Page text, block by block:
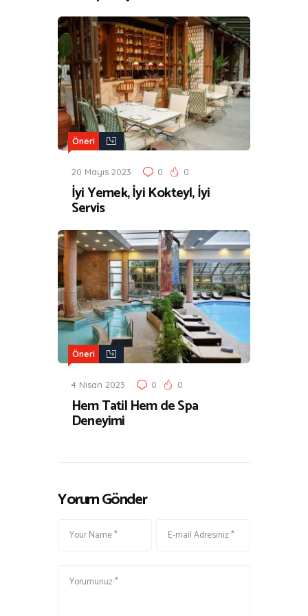
Öneri
20 Mayıs 2023 0 0
İyi Yemek, İyi Kokteyl, İyi
Servis
Öneri
4 Nisan 2023 0 0
Hem Tatil Hem de Spa
Deneyimi
Yorum Gönder